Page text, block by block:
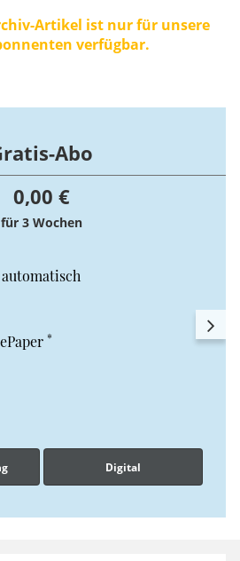
Artikel ist nur für unsere
verfügbar.
Abo
0,00 €
für 3 Wochen
*
Digital